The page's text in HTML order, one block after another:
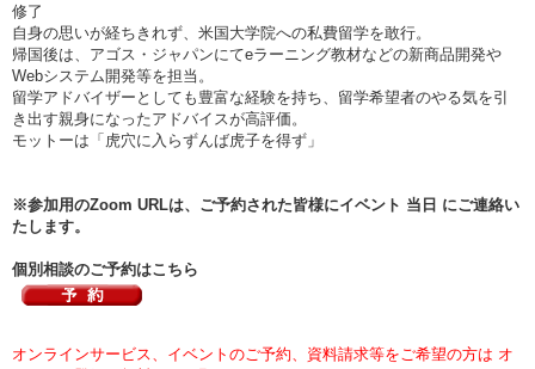
修了
自身の思いが経ちきれず、米国大学院への私費留学を敢行。
帰国後は、アゴス・ジャパンにてeラーニング教材などの新商品開発や
Webシステム開発等を担当。
留学アドバイザーとしても豊富な経験を持ち、留学希望者のやる気を引
き出す親身になったアドバイスが高評価。
モットーは「虎穴に入らずんば虎子を得ず」
※参加用のZoom URLは、ご予約された皆様にイベント 当日 にご連絡い
たします。
個別相談のご予約はこちら
オンラインサービス、イベントのご予約、資料請求等をご希望の方は オ